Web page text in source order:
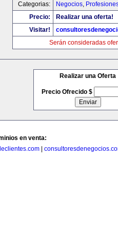
Categorias:
Negocios,
Precio:
Realizar una oferta!
Visitar!
Serán consideradas
Realizar una Oferta
Precio Ofrecido $
en venta: